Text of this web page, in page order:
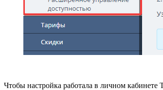
Чтобы настройка работала в личном кабинете